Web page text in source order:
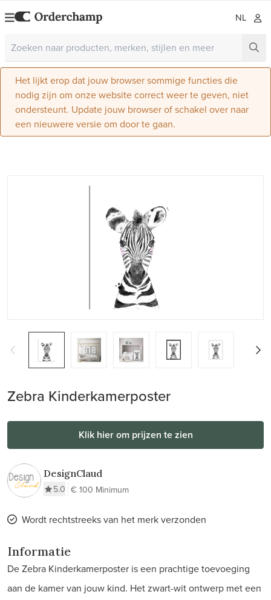
NL
Het lijkt erop dat jouw browser sommige functies die
nodig zijn om onze website correct weer te geven, niet
ondersteunt. Update jouw browser of schakel over naar
een nieuwere versie om door te gaan.
Zebra Kinderkamerposter
Klik hier om prijzen te zien
DesignClaud
5.0 € 100 Minimum
Wordt rechtstreeks van het merk verzonden
Informatie
De Zebra Kinderkamerposter is een prachtige toevoeging
aan de kamer van jouw kind. Het zwart-wit ontwerp met een